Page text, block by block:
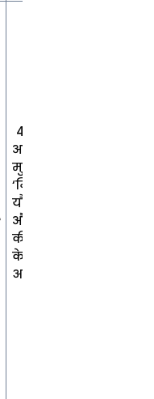
4. लक्ष्य और
आदर्श –
मुस्लिम
‘निकाह’
यौन भूख
और प्रजनन
की संतुष्टि
के लिए एक
अनुबंध है।